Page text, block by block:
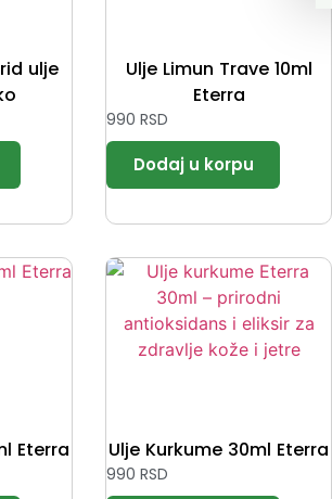
ulje
Ulje Limun Trave 10ml
Eterra
990 RSD
Eterra Ulje Kurkume 30ml Eterra
990 RSD